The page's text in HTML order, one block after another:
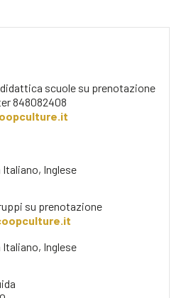
scuole su prenotazione
848082408
Italiano, Inglese
su prenotazione
Italiano, Inglese